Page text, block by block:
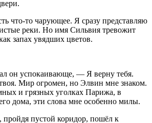
что-то чарующее. Я сразу представляю
реки. Но имя Сильвия тревожит
запах увядших цветов.
он успокаивающе, — Я верну тебя.
Мир огромен, но Элвин мне знаком.
и грязных уголках Парижа, в
дома, эти слова мне особенно милы.
пройдя пустой коридор, пошёл к